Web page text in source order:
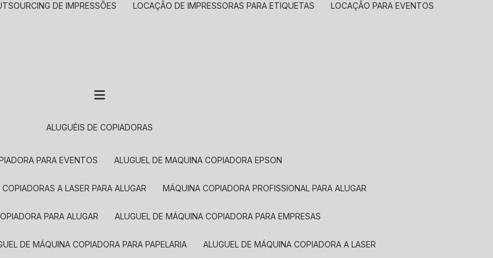
DE IMPRESSÕES LOCAÇÃO DE IMPRESSORAS PARA ETIQUETAS LOCAÇÃO PARA EVENTOS
ALUGUÉIS DE COPIADORAS
PARA EVENTOS ALUGUEL DE MAQUINA COPIADORA EPSON
COPIADORAS A LASER PARA ALUGAR MÁQUINA COPIADORA PROFISSIONAL PARA ALUGAR
PARA ALUGAR ALUGUEL DE MÁQUINA COPIADORA PARA EMPRESAS
DE MÁQUINA COPIADORA PARA PAPELARIA ALUGUEL DE MÁQUINA COPIADORA A LASER